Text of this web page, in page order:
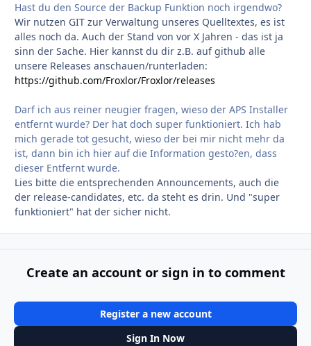
Hast du den Source der Backup Funktion noch irgendwo?
Wir nutzen GIT zur Verwaltung unseres Quelltextes, es ist
alles noch da. Auch der Stand von vor X Jahren - das ist ja
sinn der Sache. Hier kannst du dir z.B. auf github alle
unsere Releases anschauen/runterladen:
https://github.com/Froxlor/Froxlor/releases
Darf ich aus reiner neugier fragen, wieso der APS Installer
entfernt wurde? Der hat doch super funktioniert. Ich hab
mich gerade tot gesucht, wieso der bei mir nicht mehr da
ist, dann bin ich hier auf die Information gesto?en, dass
dieser Entfernt wurde.
Lies bitte die entsprechenden Announcements, auch die
der release-candidates, etc. da steht es drin. Und "super
funktioniert" hat der sicher nicht.
Create an account or sign in to comment
Register a new account
Sign In Now